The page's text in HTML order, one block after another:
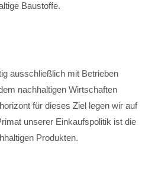
Baustoffe.
ausschließlich mit Betrieben
nachhaltigen Wirtschaften
für dieses Ziel legen wir auf
unserer Einkaufspolitik ist die
Produkten.